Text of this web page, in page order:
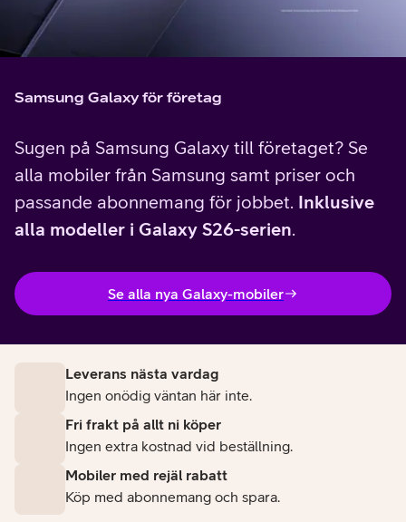
Samsung Galaxy för företag
Sugen på Samsung Galaxy till företaget? Se
alla mobiler från Samsung samt priser och
passande abonnemang för jobbet. Inklusive
alla modeller i Galaxy S26-serien.
Se alla nya Galaxy-mobiler
Leverans nästa vardag
Ingen onödig väntan här inte.
Fri frakt på allt ni köper
Ingen extra kostnad vid beställning.
Mobiler med rejäl rabatt
Köp med abonnemang och spara.